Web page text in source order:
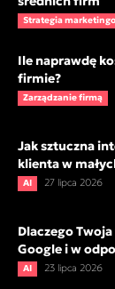
Strategia
Ile naprawdę
firmie?
Zarządzanie firmą
Jak sztuczna
klienta w
AI 27 lipca 2026
Dlaczego
Google i w
AI 23 lipca 2026